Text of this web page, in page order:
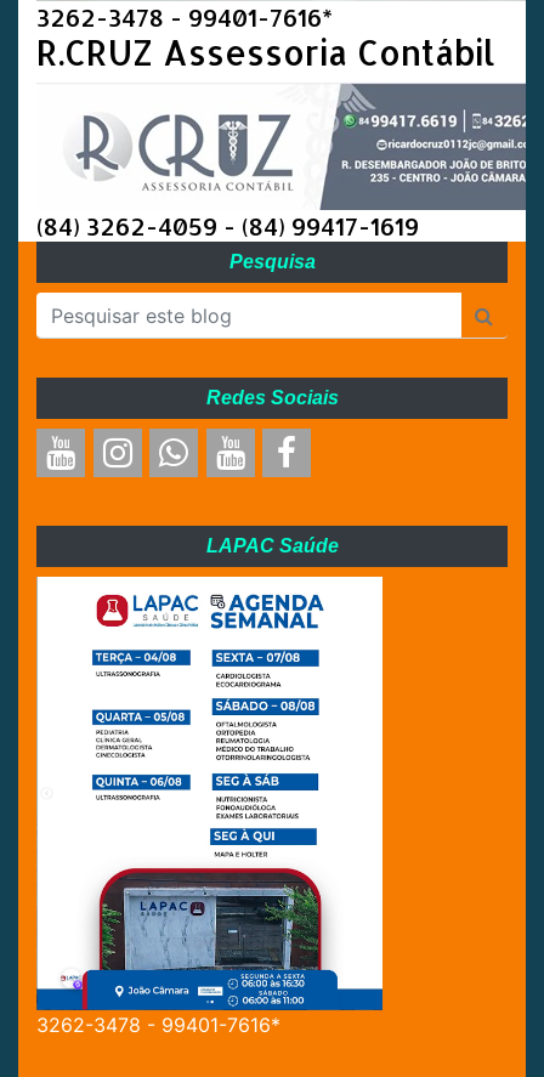
3262-3478 - 99401-7616*
R.CRUZ Assessoria Contábil
(84) 3262-4059 - (84) 99417-1619
Pesquisa
Redes Sociais
LAPAC Saúde
3262-3478 - 99401-7616*